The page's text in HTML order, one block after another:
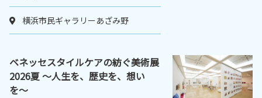
横浜市民ギャラリーあざみ野
ベネッセスタイルケアの紡ぐ美術展
2026夏 〜人生を、歴史を、想い
を〜